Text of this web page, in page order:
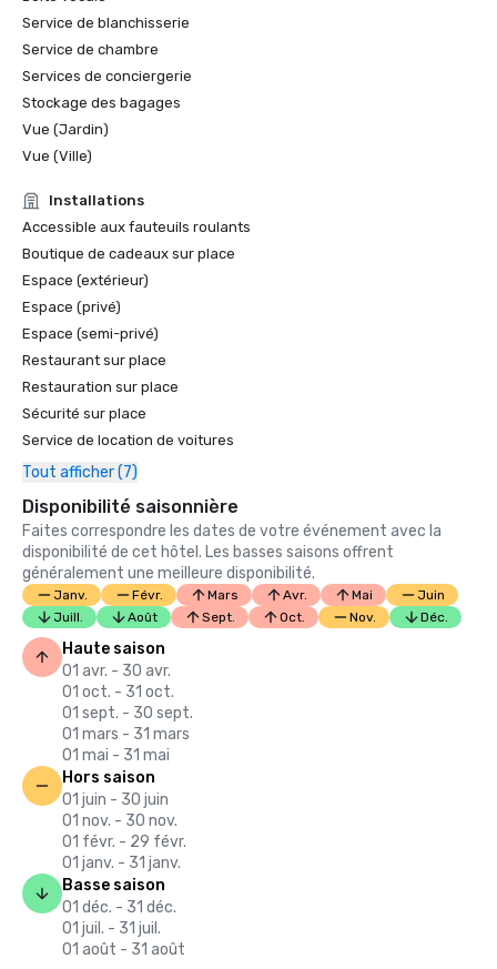
Service de blanchisserie
Service de chambre
Services de conciergerie
Stockage des bagages
Vue (Jardin)
Vue (Ville)
Installations
Accessible aux fauteuils roulants
Boutique de cadeaux sur place
Espace (extérieur)
Espace (privé)
Espace (semi-privé)
Restaurant sur place
Restauration sur place
Sécurité sur place
Service de location de voitures
Tout afficher (7)
Disponibilité saisonnière
Faites correspondre les dates de votre événement avec la
disponibilité de cet hôtel. Les basses saisons offrent
généralement une meilleure disponibilité.
Janv. Févr. Mars Avr. Mai
Juin
Juill.
Août Sept. Oct. Nov. Déc.
Haute saison
01 avr. - 30 avr.
01 oct. - 31 oct.
01 sept. - 30 sept.
01 mars - 31 mars
01 mai - 31 mai
Hors saison
01 juin - 30 juin
01 nov. - 30 nov.
01 févr. - 29 févr.
01 janv. - 31 janv.
Basse saison
01 déc. - 31 déc.
01 juil. - 31 juil.
01 août - 31 août